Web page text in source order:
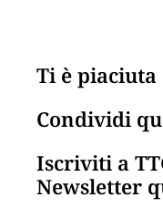
Ti è piaciuta
Condividi
Iscriviti a
Newsletter